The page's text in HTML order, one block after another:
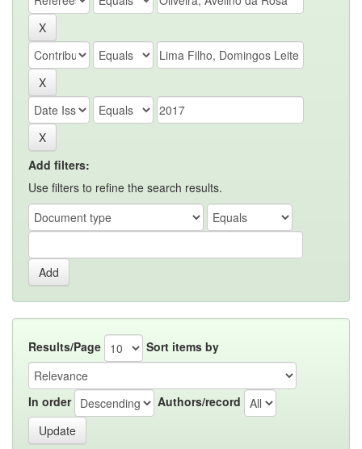
Add filters:
Use filters to refine the search results.
Results/Page Sort items by
In order Authors/record